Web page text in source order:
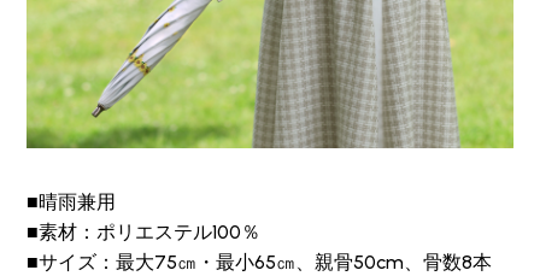
■晴雨兼用
■素材：ポリエステル100％
■サイズ：最大75㎝・最小65㎝、親骨50cm、骨数8本